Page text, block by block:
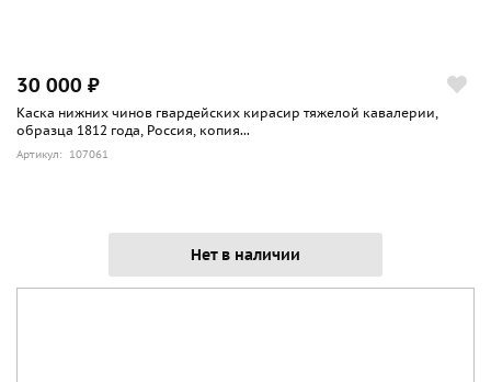
30 000 ₽
Каска нижних чинов гвардейских кирасир тяжелой кавалерии,
образца 1812 года, Россия, копия...
Артикул: 107061
Нет в наличии